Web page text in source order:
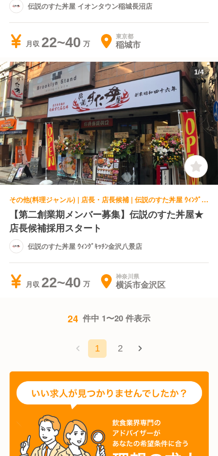
伝説のすた丼屋 イオンタウン稲城長沼店
月収 22~40 東京都
稲城市
1/4
その他(料理ジャンル) | 店長・店長候補 | 伝説のすた丼屋 ｳｨﾝｸﾞｷｯﾁﾝ金沢八景店
【第二創業期メンバー募集】伝説のすた丼屋★
店長候補採用スタート
伝説のすた丼屋 ｳｨﾝｸﾞｷｯﾁﾝ金沢八景店
月収 22~40 神奈川県
横浜市金沢区
24 件中 1〜20 件表示
1 2